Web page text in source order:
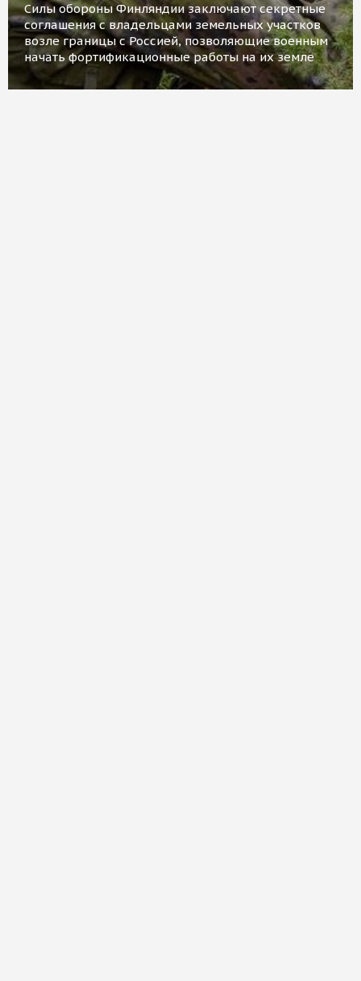
Силы обороны Финляндии заключают секретные
соглашения с владельцами земельных участков
возле границы с Россией, позволяющие военным
начать фортификационные работы на их земле